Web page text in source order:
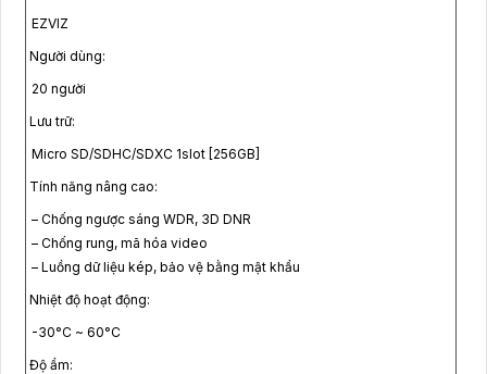
EZVIZ
Người dùng:
20 người
Lưu trữ:
Micro SD/SDHC/SDXC 1slot [256GB]
Tính năng nâng cao:
– Chống ngược sáng WDR, 3D DNR
– Chống rung, mã hóa video
– Luồng dữ liệu kép, bảo vệ bằng mật khẩu
Nhiệt độ hoạt động:
-30°C ~ 60°C
Độ ẩm: